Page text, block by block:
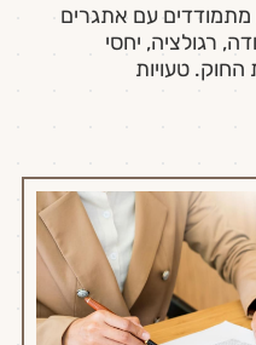
מתמודדים עם אתגרים
רגולציה, יחסי
טעויות